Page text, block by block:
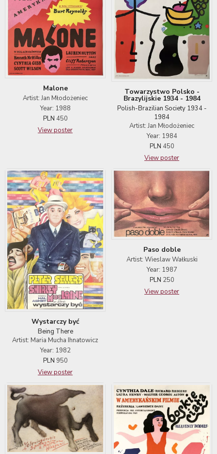
Malone
Artist: Jan Młodożeniec
Year: 1988
PLN 450
View poster
Towarzystwo Polsko -
Brazylijskie 1934 - 1984
Polish-Brazilian Society 1934 -
1984
Artist: Jan Młodożeniec
Year: 1984
PLN 450
View poster
Wystarczy być
Being There
Artist: Maria Mucha Ihnatowicz
Year: 1982
PLN 950
View poster
Paso doble
Artist: Wieslaw Wałkuski
Year: 1987
PLN 250
View poster